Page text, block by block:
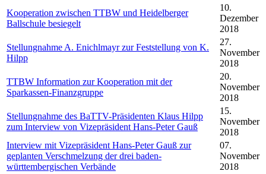
Kooperation zwischen TTBW und Heidelberger
Ballschule besiegelt
10.
Dezember
2018
Stellungnahme A. Enichlmayr zur Feststellung von K.
Hilpp
27.
November
2018
TTBW Information zur Kooperation mit der
Sparkassen-Finanzgruppe
20.
November
2018
Stellungnahme des BaTTV-Präsidenten Klaus Hilpp
zum Interview von Vizepräsident Hans-Peter Gauß
15.
November
2018
Interview mit Vizepräsident Hans-Peter Gauß zur
geplanten Verschmelzung der drei baden-
württembergischen Verbände
07.
November
2018